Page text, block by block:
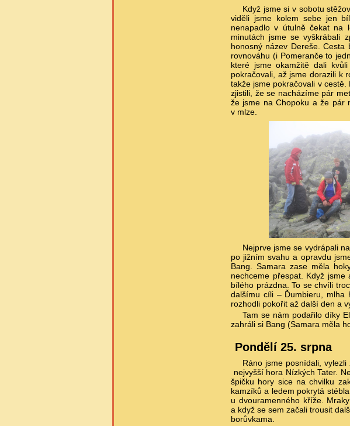
Když jsme si v sobotu
viděli jsme kolem sebe jen
nenapadlo v útulně čekat na
minutách jsme se vyškrábali
honosný název Dereše.
rovnováhu (i Pomeranče to
které jsme okamžitě dali
pokračovali, až jsme dorazili k
takže jsme pokračovali v
zjistili, že se nacházíme pár
že jsme na Chopoku a že pár
v mlze.
Nejprve jsme se vydrápali
po jižním svahu a opravdu
Bang. Samara zase měla
nechceme přespat. Když
bílého prázdna. To se chvíli
dalšímu cíli – Ďumbieru, mlha
rozhodli pokořit až další den a
Tam se nám podařilo díky
zahráli si Bang (Samara měla
Pondělí 25. srpna
Ráno jsme posnídali,
nejvyšší hora Nízkých Tater.
špičku hory sice na chvilku
kamzíků a ledem pokrytá
u dvouramenného kříže.
a když se sem začali trousit
borůvkama.